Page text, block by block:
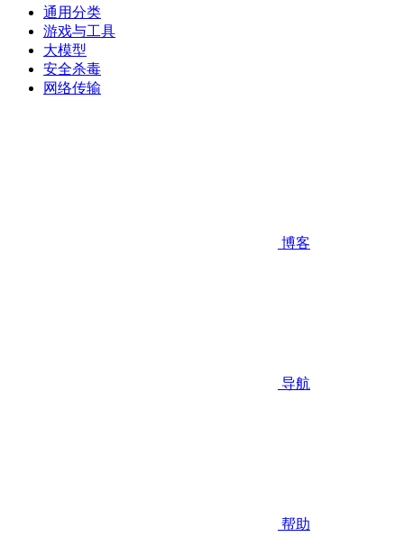
通用分类
游戏与工具
大模型
安全杀毒
网络传输
博客
导航
帮助